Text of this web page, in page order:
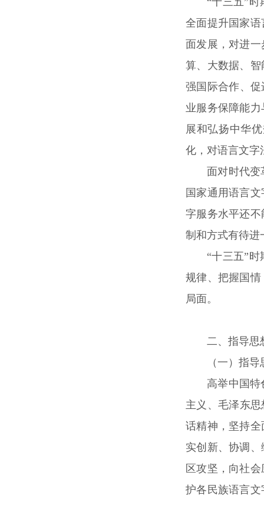
全面提升国家
面发展，对进
算、大数据、
强国际合作、
业服务保障能
展和弘扬中华
化，对语言文字
面对时代
国家通用语言
字服务水平还
制和方式有待进
“十三五”
规律、把握国
局面。
二、指导思
（一）指导
高举中国
主义、毛泽东
话精神，坚持
实创新、协调
区攻坚，向社
护各民族语言